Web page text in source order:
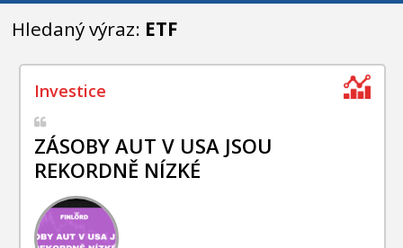
TOP ETF
FOND SLAVIC CAPITAL
Hledaný výraz: ETF
ZÁSOBY AUT V USA JSOU
REKORDNĚ NÍZKÉ